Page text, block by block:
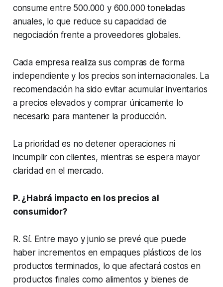
consume entre 500.000 y 600.000 toneladas
anuales, lo que reduce su capacidad de
negociación frente a proveedores globales.
Cada empresa realiza sus compras de forma
independiente y los precios son internacionales. La
recomendación ha sido evitar acumular inventarios
a precios elevados y comprar únicamente lo
necesario para mantener la producción.
La prioridad es no detener operaciones ni
incumplir con clientes, mientras se espera mayor
claridad en el mercado.
P. ¿Habrá impacto en los precios al
consumidor?
R. Sí. Entre mayo y junio se prevé que puede
haber incrementos en empaques plásticos de los
productos terminados, lo que afectará costos en
productos finales como alimentos y bienes de